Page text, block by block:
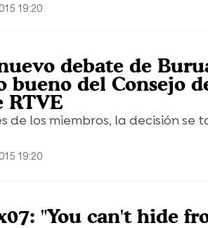
19:20
debate de
bueno del Consejo
RTVE
de los miembros, la decisión se
19:20
"You can't hide